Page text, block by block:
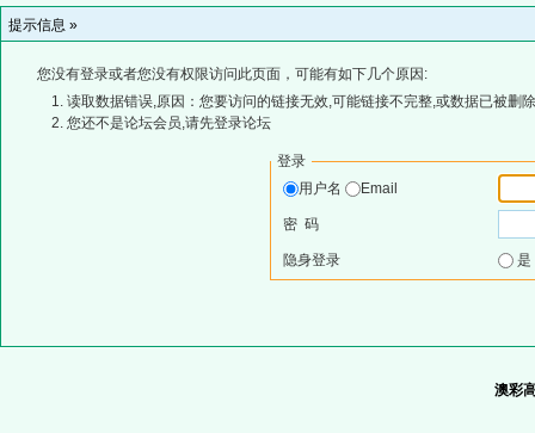
提示信息 »
您没有登录或者您没有权限访问此页面，可能有如下几个原因:
读取数据错误,原因：您要访问的链接无效,可能链接不完整,或数据已被删
您还不是论坛会员,请先登录论坛
登录
用户名
Email
密 码
隐身登录
澳彩